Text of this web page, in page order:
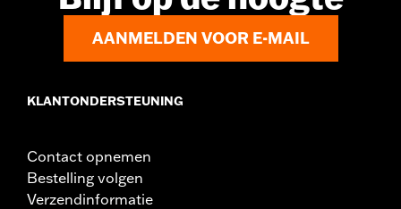
AANMELDEN VOOR E-MAIL
KLANTONDERSTEUNING
Contact opnemen
Bestelling volgen
Verzendinformatie